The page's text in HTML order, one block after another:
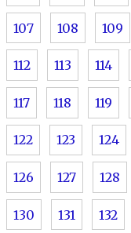
107 108 109
112 113 114
117 118 119
122 123 124
126 127 128
130 131 132